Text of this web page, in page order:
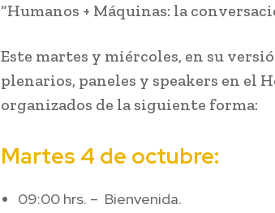
“Humanos + Máquinas: la
Este martes y miércoles, en su
plenarios, paneles y speakers en el
organizados de la siguiente forma:
Martes 4 de octubre:
09:00 hrs. – Bienvenida.